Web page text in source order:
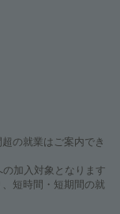
の就業はご案内でき
加入対象となります
短時間・短期間の就